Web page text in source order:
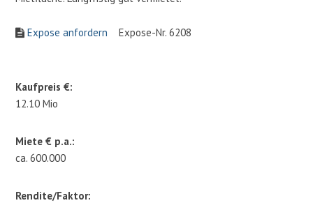
Expose anfordern Expose-Nr. 6208
Kaufpreis €:
12.10 Mio
Miete € p.a.:
ca. 600.000
Rendite/Faktor: